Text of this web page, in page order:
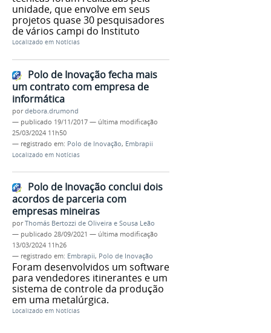
unidade, que envolve em seus
projetos quase 30 pesquisadores
de vários campi do Instituto
Localizado em Notícias
Polo de Inovação fecha mais
um contrato com empresa de
informática
pordebora.drumond
— publicado 19/11/2017 — última modificação
25/03/2024 11h50
— registrado em: Polo de Inovação, Embrapii
Localizado em Notícias
Polo de Inovação conclui dois
acordos de parceria com
empresas mineiras
porThomás Bertozzi de Oliveira e Sousa Leão
— publicado 28/09/2021 — última modificação
13/03/2024 11h26
— registrado em: Embrapii, Polo de Inovação
Foram desenvolvidos um software
para vendedores itinerantes e um
sistema de controle da produção
em uma metalúrgica.
Localizado em Notícias